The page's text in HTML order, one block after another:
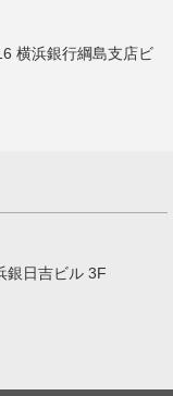
横浜銀行綱島支店ビ
銀日吉ビル 3F